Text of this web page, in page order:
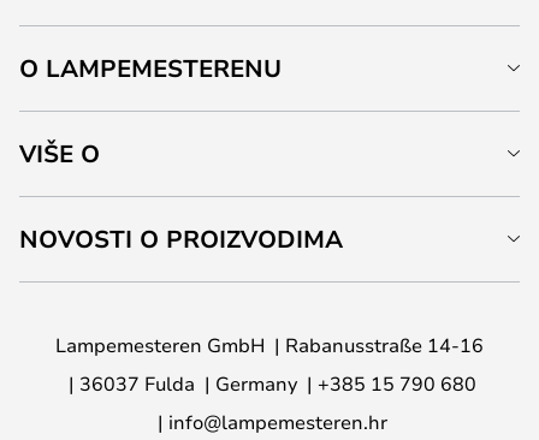
O LAMPEMESTERENU
VIŠE O
NOVOSTI O PROIZVODIMA
Lampemesteren GmbH
Rabanusstraße 14-16
36037 Fulda
Germany
+385 15 790 680
info@lampemesteren.hr